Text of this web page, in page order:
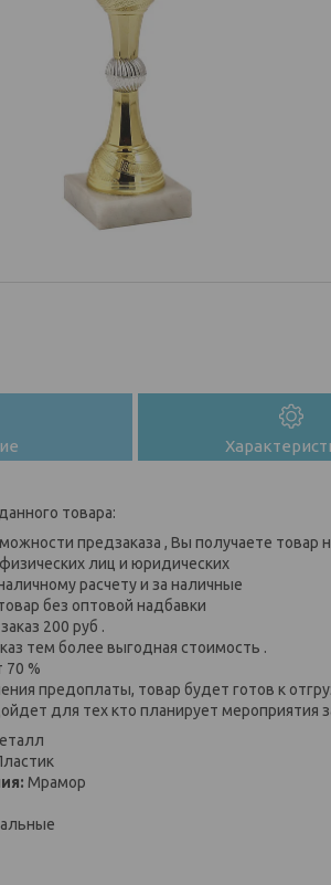
товара:
предзаказа , Вы получаете товар
лиц и юридических
расчету и за наличные
без оптовой надбавки
200 руб .
тем более выгодная стоимость .
70 %
предоплаты, товар будет готов к
для тех кто планирует мероприятия
Мрамор